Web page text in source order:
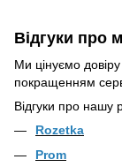
Відгуки про
Ми цінуємо
покращенням
Відгуки про нашу
Rozetka
Prom